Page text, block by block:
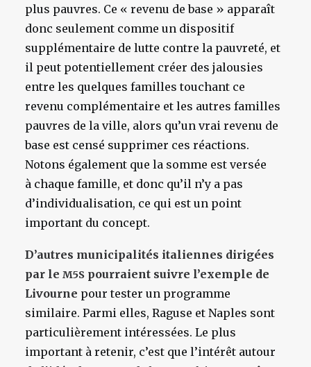
plus pauvres. Ce « revenu de base » apparaît
donc seulement comme un dispositif
supplémentaire de lutte contre la pauvreté, et
il peut potentiellement créer des jalousies
entre les quelques familles touchant ce
revenu complémentaire et les autres familles
pauvres de la ville, alors qu’un vrai revenu de
base est censé supprimer ces réactions.
Notons également que la somme est versée
à chaque famille, et donc qu’il n’y a pas
d’individualisation, ce qui est un point
important du concept.
D’autres municipalités italiennes dirigées
par le M5S pourraient suivre l’exemple de
Livourne pour tester un programme
similaire. Parmi elles, Raguse et Naples sont
particulièrement intéressées. Le plus
important à retenir, c’est que l’intérêt autour